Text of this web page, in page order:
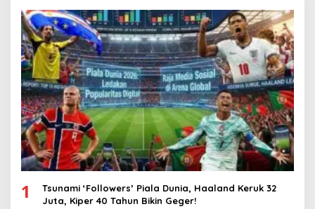
1
Tsunami ‘Followers’ Piala Dunia, Haaland Keruk 32
Juta, Kiper 40 Tahun Bikin Geger!